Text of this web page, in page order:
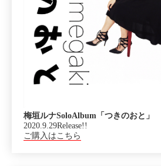
梅垣ルナSoloAlbum「つきのおと」
2020.9.29Release!!
ご購入はこちら